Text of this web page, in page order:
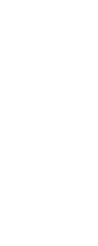
ИСКАЛИ